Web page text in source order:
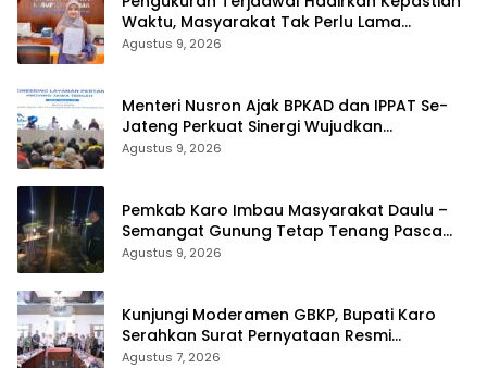
Waktu, Masyarakat Tak Perlu Lama
Menunggu Layanan Pertanahan
Agustus 9, 2026
Menteri Nusron Ajak BPKAD dan IPPAT Se-
Jateng Perkuat Sinergi Wujudkan
Transformasi Layanan Pertanahan
Agustus 9, 2026
Pemkab Karo Imbau Masyarakat Daulu –
Semangat Gunung Tetap Tenang Pasca
Penertiban Pungli
Agustus 9, 2026
Kunjungi Moderamen GBKP, Bupati Karo
Serahkan Surat Pernyataan Resmi
Penyerahan Aset RSUD Kabanjahe
Agustus 7, 2026